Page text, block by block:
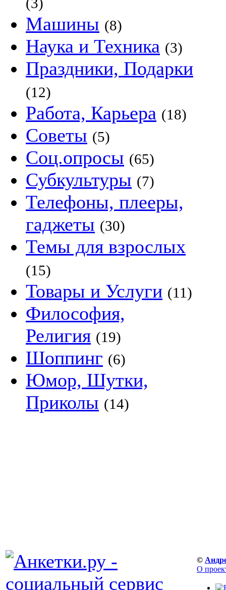
Машины (8)
Наука и Техника (3)
Праздники, Подарки
(12)
Работа, Карьера (18)
Советы (5)
Соц.опросы (65)
Субкультуры (7)
Телефоны, плееры,
гаджеты (30)
Темы для взрослых
(15)
Товары и Услуги (11)
Философия,
Религия (19)
Шоппинг (6)
Юмор, Шутки,
Приколы (14)
©
О